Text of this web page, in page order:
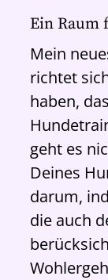
Ein Raum
Mein
richtet
haben,
geht es
Deines
darum,
die auch